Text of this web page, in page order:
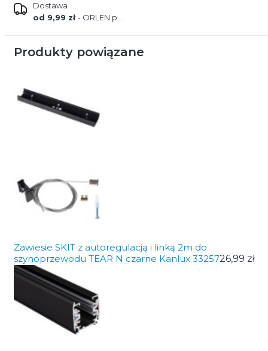
Dostawa
od 9,99 zł- ORLEN paczka
Produkty powiązane
Zawiesie SKIT z autoregulacją i linką 2m do
szynoprzewodu TEAR N czarne Kanlux 3325726,99 zł